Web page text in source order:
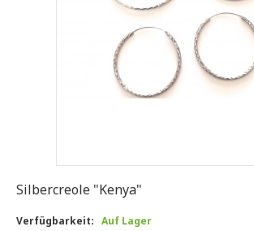
Silbercreole "Kenya"
Verfügbarkeit: Auf Lager